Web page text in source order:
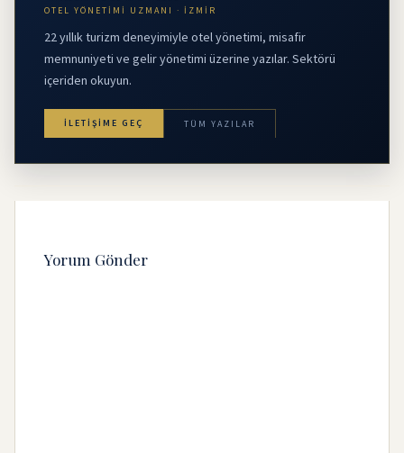
OTEL YÖNETIMI UZMANI · İZMIR
22 yıllık turizm deneyimiyle otel yönetimi, misafir
memnuniyeti ve gelir yönetimi üzerine yazılar. Sektörü
içeriden okuyun.
İLETIŞIME GEÇ TÜM YAZILAR
Yorum Gönder